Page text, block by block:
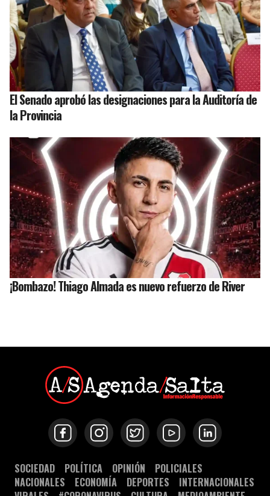
El Senado aprobó las designaciones para la Auditoría de
la Provincia
¡Bombazo! Thiago Almada es nuevo refuerzo de River
SOCIEDAD POLÍTICA OPINIÓN
POLICIALES
NACIONALES
ECONOMÍA DEPORTES
INTERNACIONALES